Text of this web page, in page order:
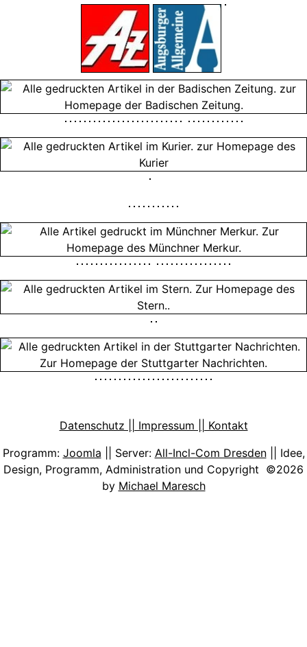
Datenschutz || Impressum || Kontakt
Programm: Joomla || Server: All-Incl-Com Dresden|| Idee,
Design, Programm, Administration und Copyright ©2026
by Michael Maresch